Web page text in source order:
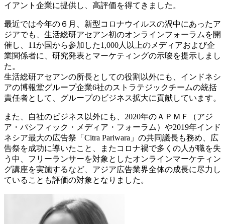
イアント企業に提供し、高評価を得てきました。
最近では今年の６月、新型コロナウイルスの渦中にあったア
ジアでも、生活総研アセアン初のオンラインフォーラムを開
催し、11か国から参加した1,000人以上のメディアおよび企
業関係者に、研究発表とマーケティングの示唆を提示しまし
た。
生活総研アセアンの所長としての役割以外にも、インドネシ
アの博報堂グループ企業6社のストラテジックチームの統括
責任者として、グループのビジネス拡大に貢献しています。
また、自社のビジネス以外にも、2020年のＡＰＭＦ（アジ
ア・パシフィック・メディア・フォーラム）や2019年インド
ネシア最大の広告祭「Citra Pariwara」の共同議長も務め、広
告祭を成功に導いたこと、またコロナ禍で多くの人が職を失
う中、フリーランサーを対象としたオンラインマーケティン
グ講座を実施するなど、アジア広告業界全体の成長に尽力し
ていることも評価の対象となりました。